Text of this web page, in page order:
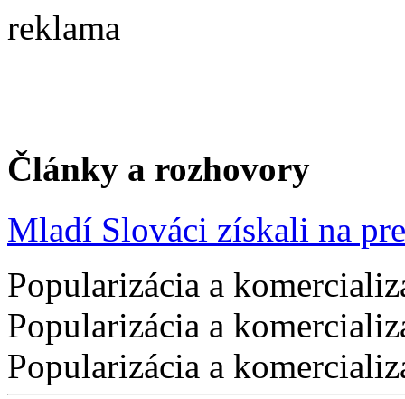
reklama
Články a rozhovory
Mladí Slováci získali na
Popularizácia a
Popularizácia a
Popularizácia a